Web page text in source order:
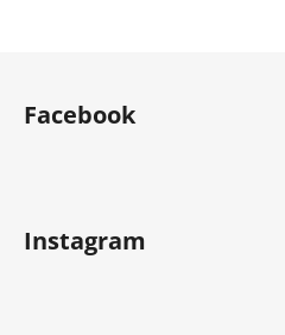
Facebook
Instagram